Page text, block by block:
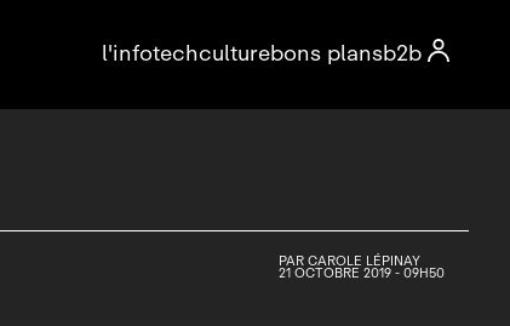

l'infotechculturebons plansb2b
PARCAROLE LÉPINAY
21 OCTOBRE 2019 - 09H50